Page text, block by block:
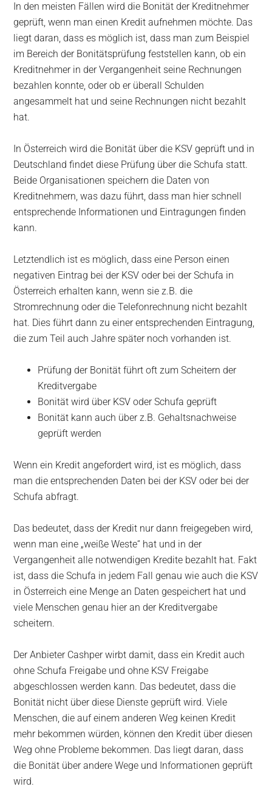
In den meisten Fällen wird die Bonität der Kreditnehmer
geprüft, wenn man einen Kredit aufnehmen möchte. Das
liegt daran, dass es möglich ist, dass man zum Beispiel
im Bereich der Bonitätsprüfung feststellen kann, ob ein
Kreditnehmer in der Vergangenheit seine Rechnungen
bezahlen konnte, oder ob er überall Schulden
angesammelt hat und seine Rechnungen nicht bezahlt
hat.
In Österreich wird die Bonität über die KSV geprüft und in
Deutschland findet diese Prüfung über die Schufa statt.
Beide Organisationen speichern die Daten von
Kreditnehmern, was dazu führt, dass man hier schnell
entsprechende Informationen und Eintragungen finden
kann.
Letztendlich ist es möglich, dass eine Person einen
negativen Eintrag bei der KSV oder bei der Schufa in
Österreich erhalten kann, wenn sie z.B. die
Stromrechnung oder die Telefonrechnung nicht bezahlt
hat. Dies führt dann zu einer entsprechenden Eintragung,
die zum Teil auch Jahre später noch vorhanden ist.
Prüfung der Bonität führt oft zum Scheitern der
Kreditvergabe
Bonität wird über KSV oder Schufa geprüft
Bonität kann auch über z.B. Gehaltsnachweise
geprüft werden
Wenn ein Kredit angefordert wird, ist es möglich, dass
man die entsprechenden Daten bei der KSV oder bei der
Schufa abfragt.
Das bedeutet, dass der Kredit nur dann freigegeben wird,
wenn man eine „weiße Weste“ hat und in der
Vergangenheit alle notwendigen Kredite bezahlt hat. Fakt
ist, dass die Schufa in jedem Fall genau wie auch die KSV
in Österreich eine Menge an Daten gespeichert hat und
viele Menschen genau hier an der Kreditvergabe
scheitern.
Der Anbieter Cashper wirbt damit, dass ein Kredit auch
ohne Schufa Freigabe und ohne KSV Freigabe
abgeschlossen werden kann. Das bedeutet, dass die
Bonität nicht über diese Dienste geprüft wird. Viele
Menschen, die auf einem anderen Weg keinen Kredit
mehr bekommen würden, können den Kredit über diesen
Weg ohne Probleme bekommen. Das liegt daran, dass
die Bonität über andere Wege und Informationen geprüft
wird.